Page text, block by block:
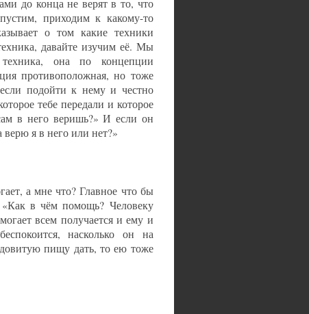
до конца не верят в то, что
приходим к какому-то
о том какие техники
давайте изучим её. Мы
она по концепции
противоположная, но тоже
подойти к нему и честно
тебе передали и которое
в него веришь?» И если он
верю я в него или нет?»
а мне что? Главное что бы
в чём помощь? Человеку
всем получается и ему и
насколько он на
пищу дать, то ею тоже